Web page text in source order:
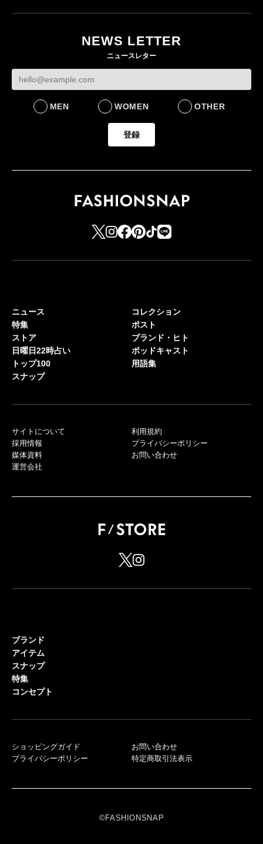
NEWS LETTER
ニュースレター
MEN WOMEN OTHER
登録
ニュース
特集
ストア
日曜日22時占い
トップ100
スナップ
コレクション
ポスト
ブランド・ヒト
ポッドキャスト
用語集
サイトについて
採用情報
媒体資料
運営会社
利用規約
プライバシーポリシー
お問い合わせ
ブランド
アイテム
スナップ
特集
コンセプト
ショッピングガイド
プライバシーポリシー
お問い合わせ
特定商取引法表示
©FASHIONSNAP